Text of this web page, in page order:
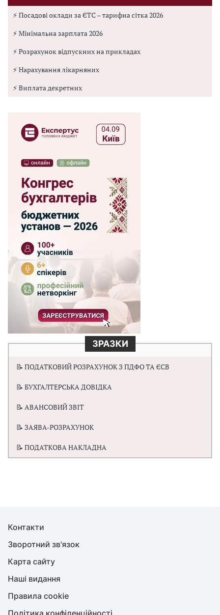
⚡ Посадові оклади за ЄТС – тарифна сітка 2026
⚡ Мінімальна зарплата 2026
⚡ Розрахунок відпускних на прикладах
⚡ Нарахування лікарняних
⚡ Виплата декретних
ЗРАЗКИ
📝 ПОДАТКОВИЙ РОЗРАХУНОК З ПДФО ТА ЄСВ
📝 БУХГАЛТЕРСЬКА ДОВІДКА
📝 АВАНСОВИЙ ЗВІТ
📝 ЗАЯВА-РОЗРАХУНОК
📝 ПОДАТКОВА НАКЛАДНА
Контакти
Зворотний зв'язок
Карта сайту
Наші видання
Правила cookie
Політика конфіденційності